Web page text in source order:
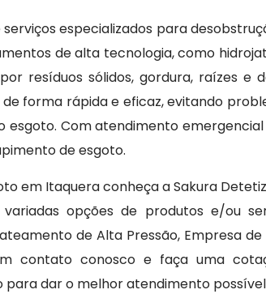
especializados para
de alta tecnologia, como
resíduos sólidos, gordura, raízes e
forma rápida e eficaz, evitando
esgoto. Com atendimento emergencial
de esgoto.
em Itaquera conheça a Sakura
opções de produtos e/ou
de Alta Pressão, Empresa de
contato conosco e faça uma
dar o melhor atendimento